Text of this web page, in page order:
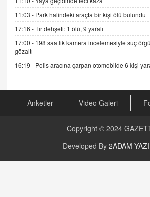
Şifacının Yolu
04.11.2025 12:56
AV. RÜMEYSA ÖZKALE
Arabulucuya Başvuru Şartı
CAN UĞURATEŞ
Değişen yapısıyla Suriye
GÜNLÜK BURÇ YORUMU
11:03 - Park halindeki araçta bir kişi ölü bulundu
17:16 -Tır dehşeti: 1 ölü, 9 yaralı
17:00 - 198 saatlik kamera incelemesiyle suç
gözaltı
16:19 - Polis aracına çarpan otomobilde 6 kişi
Anketler Video Galeri
Copyright © 2024
Developed By 2ADAM